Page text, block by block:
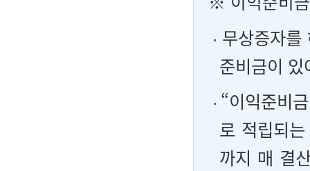
무상증자
준비금이
“이익준비
로 적립되
까지 매 결